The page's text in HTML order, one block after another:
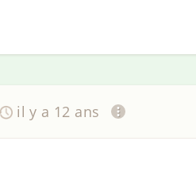
il y a 12 ans